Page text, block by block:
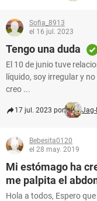
Sofia_8913
el 16 jul. 2023
Tengo una duda
El 10 de junio tuve
líquido, soy irregular y
creo ...
17 jul. 2023 por Jag-
Bebesita0120
el 28 may. 2019
Mi estómago ha
me palpita el
Hola a todos, Espero